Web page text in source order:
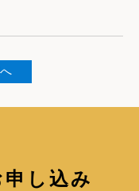
行口座番
し込み